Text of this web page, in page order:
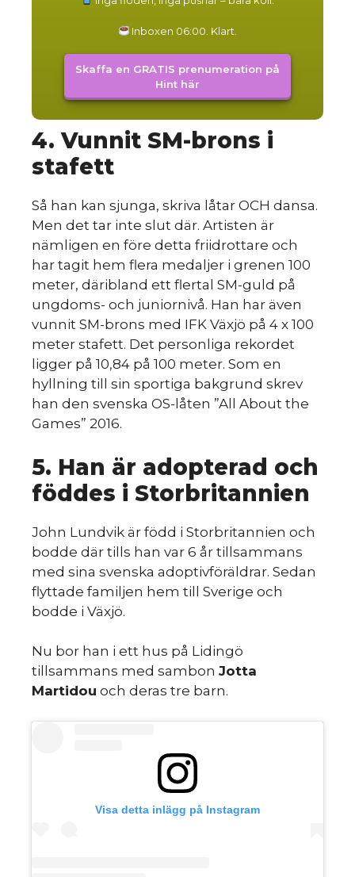
Inboxen 06:00. Klart.
Skaffa en GRATIS prenumeration på
Hint här
4. Vunnit SM-brons i
stafett
Så han kan sjunga, skriva låtar OCH dansa.
Men det tar inte slut där. Artisten är
nämligen en före detta friidrottare och
har tagit hem flera medaljer i grenen 100
meter, däribland ett flertal SM-guld på
ungdoms- och juniornivå. Han har även
vunnit SM-brons med IFK Växjö på 4 x 100
meter stafett. Det personliga rekordet
ligger på 10,84 på 100 meter. Som en
hyllning till sin sportiga bakgrund skrev
han den svenska OS-låten ”All About the
Games” 2016.
5. Han är adopterad och
föddes i Storbritannien
John Lundvik är född i Storbritannien och
bodde där tills han var 6 år tillsammans
med sina svenska adoptivföräldrar. Sedan
flyttade familjen hem till Sverige och
bodde i Växjö.
Nu bor han i ett hus på Lidingö
tillsammans med sambon Jotta
Martidou och deras tre barn.
Visa detta inlägg på Instagram